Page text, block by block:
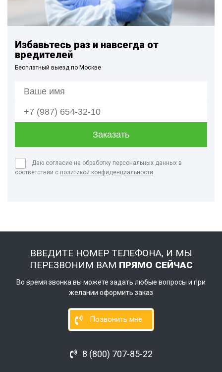
Избавьтесь раз и навсегда от
вредителей
Бесплатный выезд по Москве
Даю согласие на обработку персональных данных в
соответствии с политикой конфиденциальности
ВВЕДИТЕ НОМЕР ТЕЛЕФОНА, И МЫ
ПЕРЕЗВОНИМ ВАМ ПРЯМО СЕЙЧАС
Во время звонка вы можете задать любые вопросы и при
желании оформить заказ
Позвонить мне
8 (800) 707-85-22